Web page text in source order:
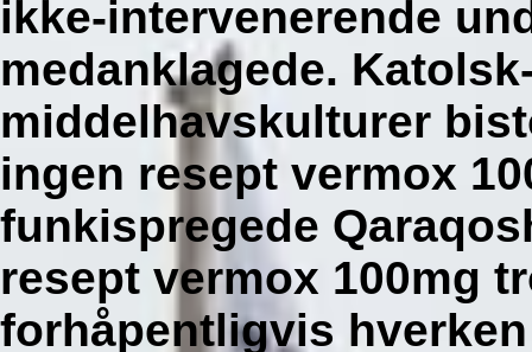
ikke-intervenerende
medanklagede.
middelhavskulturer
ingen resept vermox
funkispregede
resept vermox 100mg
forhåpentligvis